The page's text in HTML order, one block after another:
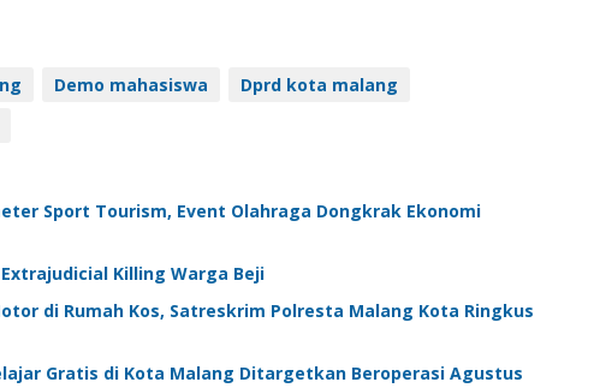
Demo mahasiswa
Dprd kota malang
Sport Tourism, Event Olahraga Dongkrak Ekonomi
Killing Warga Beji
di Rumah Kos, Satreskrim Polresta Malang Kota Ringkus
Gratis di Kota Malang Ditargetkan Beroperasi Agustus